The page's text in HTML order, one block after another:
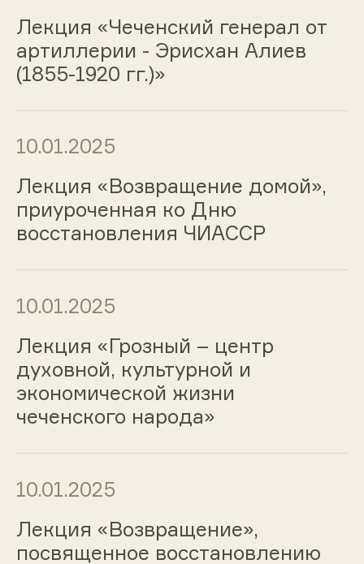
Лекция «Чеченский генерал от
артиллерии - Эрисхан Алиев
(1855-1920 гг.)»
10.01.2025
Лекция «Возвращение домой»,
приуроченная ко Дню
восстановления ЧИАССР
10.01.2025
Лекция «Грозный – центр
духовной, культурной и
экономической жизни
чеченского народа»
10.01.2025
Лекция «Возвращение»,
посвященное восстановлению